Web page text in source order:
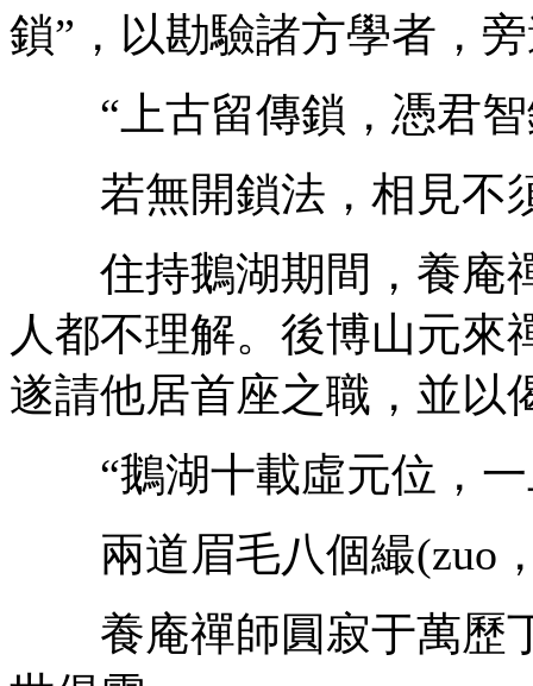
鎖”，以勘驗諸方學者，
“上古留傳鎖，憑君智
若無開鎖法，相見不
住持鵝湖期間，養庵
人都不理解。後博山元來
遂請他居首座之職，並以
“鵝湖十載虛元位，一
兩道眉毛八個繓(zuo，
養庵禪師圓寂于萬歷